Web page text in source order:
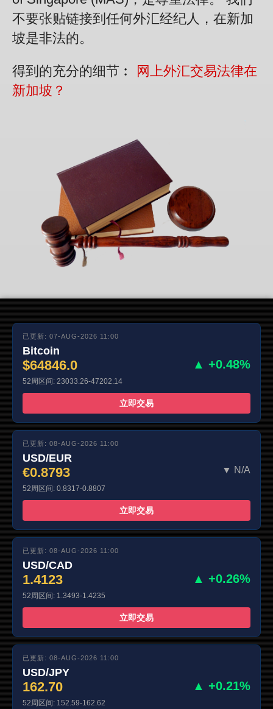
不要张贴链接到任何外汇经纪人，在新加
坡是非法的。
得到的充分的细节︰
网上外汇交易法律在
新加坡？
已更新: 07-AUG-2026 11:00
Bitcoin
$64846.0 ▲ +0.48%
52周区间: 23033.26-47202.14
立即交易
已更新: 08-AUG-2026 11:00
USD/EUR
€0.8793 ▼ N/A
52周区间: 0.8317-0.8807
立即交易
已更新: 08-AUG-2026 11:00
USD/CAD
1.4123 ▲ +0.26%
52周区间: 1.3493-1.4235
立即交易
已更新: 08-AUG-2026 11:00
USD/JPY
162.70 ▲ +0.21%
52周区间: 152.59-162.62